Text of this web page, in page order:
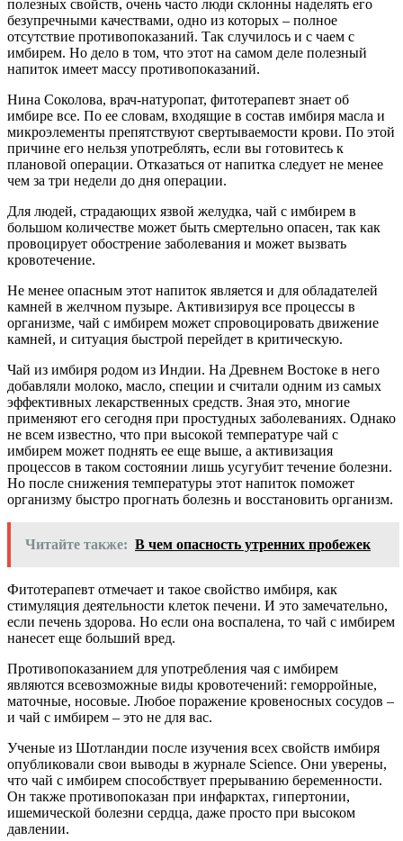
полезных свойств, очень часто люди склонны наделять его
безупречными качествами, одно из которых – полное
отсутствие противопоказаний. Так случилось и с чаем с
имбирем. Но дело в том, что этот на самом деле полезный
напиток имеет массу противопоказаний.
Нина Соколова, врач-натуропат, фитотерапевт знает об
имбире все. По ее словам, входящие в состав имбиря масла и
микроэлементы препятствуют свертываемости крови. По этой
причине его нельзя употреблять, если вы готовитесь к
плановой операции. Отказаться от напитка следует не менее
чем за три недели до дня операции.
Для людей, страдающих язвой желудка, чай с имбирем в
большом количестве может быть смертельно опасен, так как
провоцирует обострение заболевания и может вызвать
кровотечение.
Не менее опасным этот напиток является и для обладателей
камней в желчном пузыре. Активизируя все процессы в
организме, чай с имбирем может спровоцировать движение
камней, и ситуация быстрой перейдет в критическую.
Чай из имбиря родом из Индии. На Древнем Востоке в него
добавляли молоко, масло, специи и считали одним из самых
эффективных лекарственных средств. Зная это, многие
применяют его сегодня при простудных заболеваниях. Однако
не всем известно, что при высокой температуре чай с
имбирем может поднять ее еще выше, а активизация
процессов в таком состоянии лишь усугубит течение болезни.
Но после снижения температуры этот напиток поможет
организму быстро прогнать болезнь и восстановить организм.
Читайте также: В чем опасность утренних пробежек
Фитотерапевт отмечает и такое свойство имбиря, как
стимуляция деятельности клеток печени. И это замечательно,
если печень здорова. Но если она воспалена, то чай с имбирем
нанесет еще больший вред.
Противопоказанием для употребления чая с имбирем
являются всевозможные виды кровотечений: геморройные,
маточные, носовые. Любое поражение кровеносных сосудов –
и чай с имбирем – это не для вас.
Ученые из Шотландии после изучения всех свойств имбиря
опубликовали свои выводы в журнале Science. Они уверены,
что чай с имбирем способствует прерыванию беременности.
Он также противопоказан при инфарктах, гипертонии,
ишемической болезни сердца, даже просто при высоком
давлении.